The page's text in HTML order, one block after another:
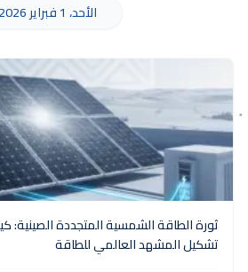
الأحد، 1 فبراير 2026
ثورة الطاقة الشمسية المتجددة الصينية:
تشكيل المشهد العالمي للطاقة